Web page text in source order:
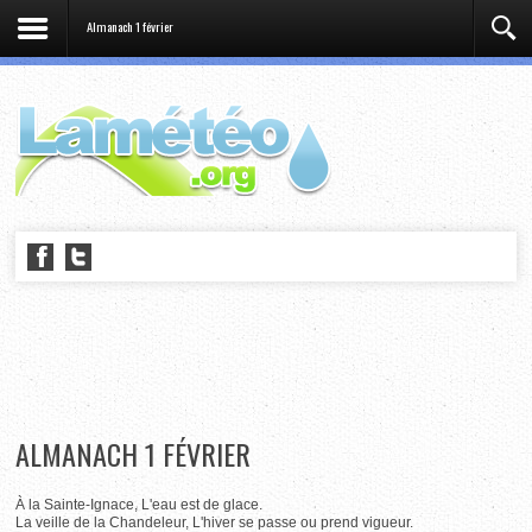
Almanach 1 février
ALMANACH 1 FÉVRIER
À la Sainte-Ignace, L'eau est de glace.
La veille de la Chandeleur, L'hiver se passe ou prend vigueur.